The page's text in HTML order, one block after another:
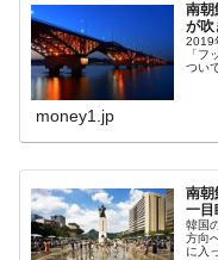
南
が吹
2019
「フ
つい
money1.jp
南
一目
韓国
方向
に入